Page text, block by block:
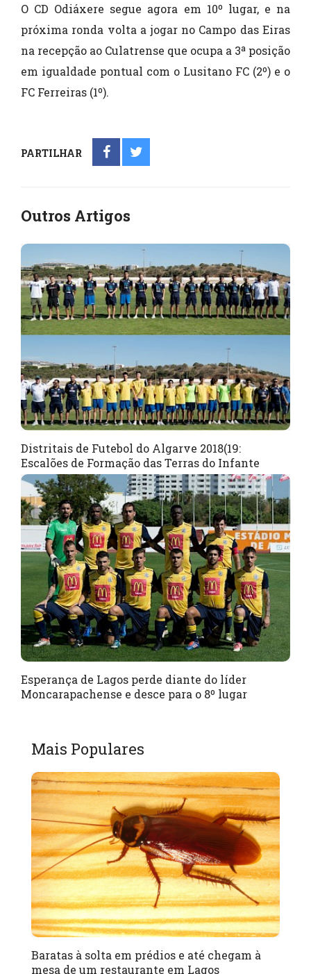
O CD Odiáxere segue agora em 10º lugar, e na
próxima ronda volta a jogar no Campo das Eiras
na recepção ao Culatrense que ocupa a 3ª posição
em igualdade pontual com o Lusitano FC (2º) e o
FC Ferreiras (1º).
PARTILHAR
Outros Artigos
Distritais de Futebol do Algarve 2018(19:
Escalões de Formação das Terras do Infante
Esperança de Lagos perde diante do líder
Moncarapachense e desce para o 8º lugar
Mais Populares
Baratas à solta em prédios e até chegam à
mesa de um restaurante em Lagos